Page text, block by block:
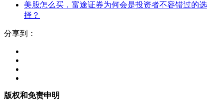
美股怎么买，富途证券为何会是投资者不容错过的选
择？
分享到：
版权和免责申明